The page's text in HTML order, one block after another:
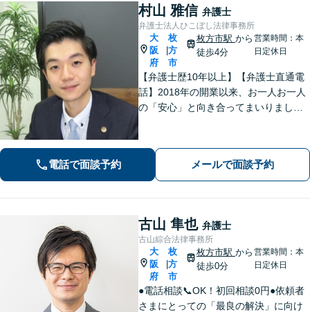
村山 雅信 弁護士
弁護士法人ひこぼし法律事務所
大
阪
府
|
枚
方
市
枚方市駅 から
徒歩4分
営業時間：本
日定休日
【弁護士歴10年以上】【弁護士直通電
話】2018年の開業以来、お一人お一人
の「安心」と向き合ってまいりまし
ていただける結果を目指し、迅速かつ
粘り強く対応することをお約束しま
す。
電話で面談予約 メールで面談予約
古山 隼也 弁護士
古山綜合法律事務所
大
阪
府
|
枚
方
市
枚方市駅 から
徒歩0分
営業時間：本
日定休日
●電話相談📞OK！初回相談0円●依頼者
さまにとっての「最良の解決」に向け